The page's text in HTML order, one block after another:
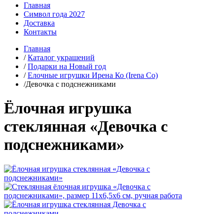
Главная
Символ года 2027
Доставка
Контакты
Главная
/Каталог украшений
/Подарки на Новый год
/Елочные игрушки Ирена Ко (Irena Co)
/Девочка с подснежниками
Ёлочная игрушка
стеклянная «Девочка с
подснежниками»